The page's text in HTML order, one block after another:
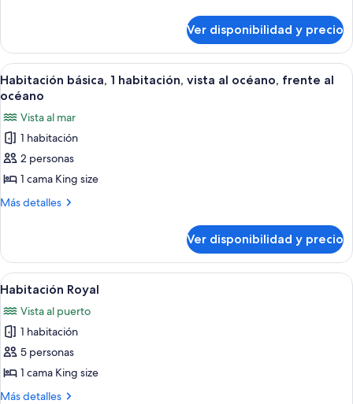
Deluxe
Ver disponibilidad y precio
Ver
todas
fotos
de
Habitación
básica,
1
al
océano,
frente
al
océano
Habitación de hotel con una cama
2
Habitación básica, 1 habitación, vista al océano, frente al
océano
Vista al mar
1 habitación
2 personas
1 cama King size
Más detalles
Más
básica,
habitación,
al
océano,
frente
al
océano
Ver disponibilidad y precio
Ver
todas
las
fotos
de
Habitación
Royal
Una sala de estar con un sofá, un
4
Habitación Royal
Vista al puerto
1 habitación
5 personas
1 cama King size
Más detalles
Más